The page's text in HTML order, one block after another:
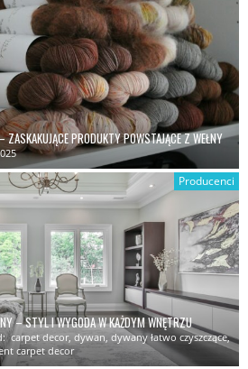
PRODUKTY POWSTAJĄCE Z WEŁNY
Producenci
– STYL I WYGODA W KAŻDYM WNĘTRZU
carpet decor, dywan dywany łatwo czyszczące,
carpet decor